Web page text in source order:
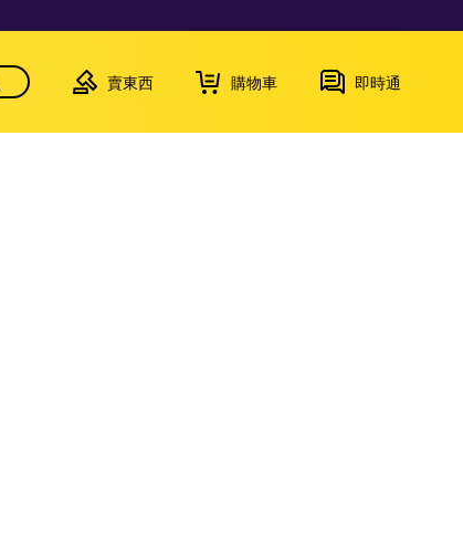
賣東西 購物車 即時通